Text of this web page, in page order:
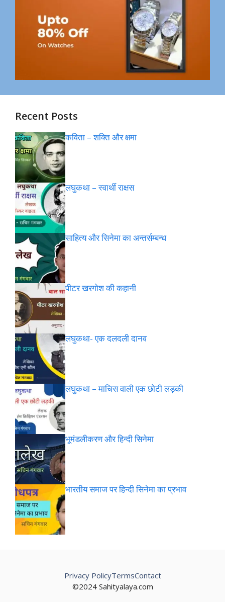
Recent Posts
कविता – शक्ति और क्षमा
लघुकथा – स्वार्थी राक्षस
साहित्य और सिनेमा का अन्तर्सम्बन्ध
पीटर खरगोश की कहानी
लघुकथा- एक दलदली दानव
लघुकथा – माचिस वाली एक छोटी लड़की
भूमंडलीकरण और हिन्दी सिनेमा
भारतीय समाज पर हिन्दी सिनेमा का प्रभाव
©2024 Sahityalaya.com
Privacy PolicyTermsContact